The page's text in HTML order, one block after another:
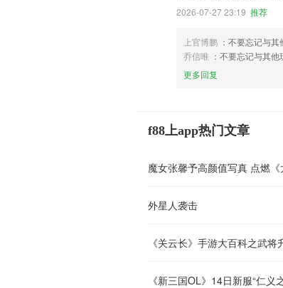
2026-07-27 23:19 推荐
上官博鹏 ：不要忘记与
乔信唯 ：不要忘记与其
更多回复
f88上app热门文章
魔女张馨予高颜值写真 点燃
外星人袭击
《关云长》手游大百科之武将
《新三国OL》14日新服“仁义